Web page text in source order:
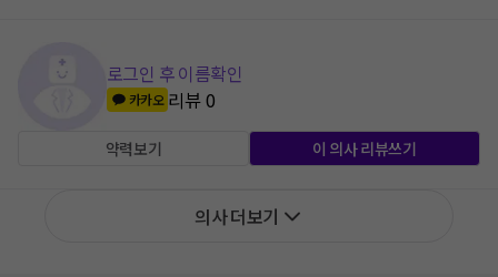
로그인 후 이름확인
카카오 리뷰0
약력보기 이 의사 리뷰쓰기
의사 더보기